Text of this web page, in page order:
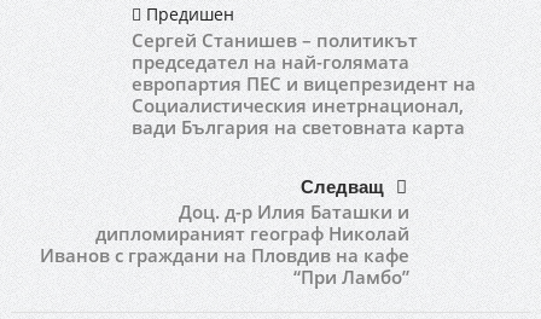
Предишен
Сергей Станишев – политикът
председател на най-голямата
европартия ПЕС и вицепрезидент на
Социалистическия инетрнационал,
вади България на световната карта
Следващ
Доц. д-р Илия Баташки и
дипломираният географ Николай
Иванов с граждани на Пловдив на кафе
“При Ламбо”